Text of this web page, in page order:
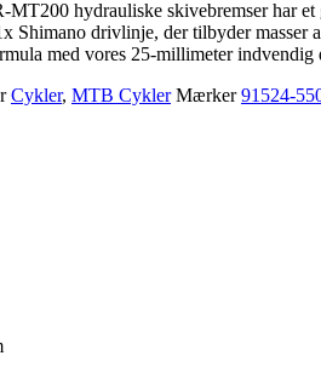
hydrauliske skivebremser har
Shimano drivlinje, der tilbyder masser
med vores 25-millimeter
Cykler, MTB Cykler Mærker 91524-